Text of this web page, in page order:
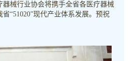
器械行业协会将携手全省各医疗器械
“51020”现代产业体系发展。预祝